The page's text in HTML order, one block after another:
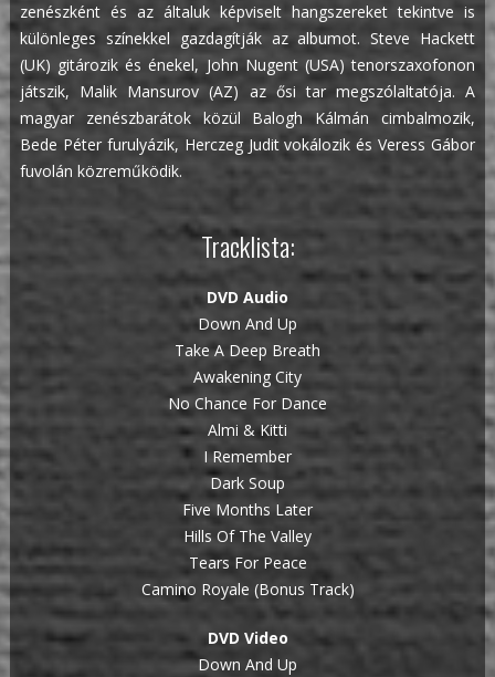
zenészként és az általuk képviselt hangszereket tekintve is
különleges színekkel gazdagítják az albumot. Steve Hackett
(UK) gitározik és énekel, John Nugent (USA) tenorszaxofonon
játszik, Malik Mansurov (AZ) az ősi tar megszólaltatója. A
magyar zenészbarátok közül Balogh Kálmán cimbalmozik,
Bede Péter furulyázik, Herczeg Judit vokálozik és Veress Gábor
fuvolán közreműködik.
Tracklista:
DVD Audio
Down And Up
Take A Deep Breath
Awakening City
No Chance For Dance
Almi & Kitti
I Remember
Dark Soup
Five Months Later
Hills Of The Valley
Tears For Peace
Camino Royale (Bonus Track)
DVD Video
Down And Up